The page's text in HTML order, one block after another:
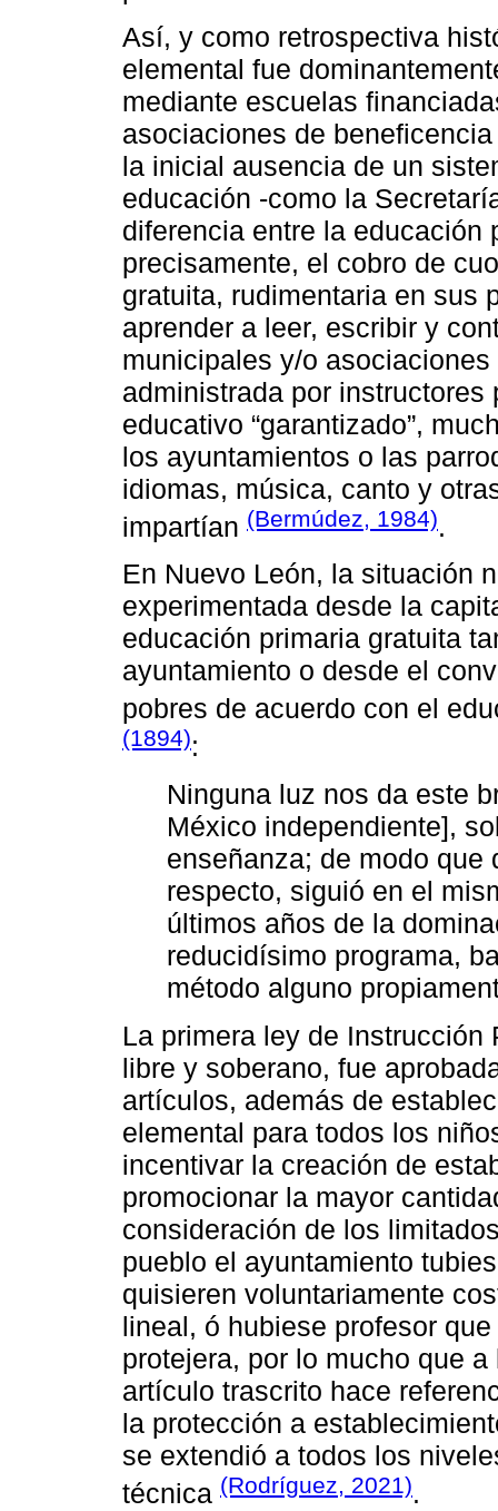
Así, y como retrospectiva
elemental fue
mediante escuelas
asociaciones de
la inicial ausencia de un
educación -como la
diferencia entre la educación
precisamente, el cobro de
gratuita, rudimentaria en sus
aprender a leer, escribir y
municipales y/o
administrada por
educativo “garantizado”,
los ayuntamientos o las
idiomas, música, canto y
impartían (Bermúdez, 1984).
En Nuevo León, la situación
experimentada desde la
educación primaria gratuita
ayuntamiento o desde el
pobres de acuerdo con el
(1894):
Ninguna luz nos da este
México independiente],
enseñanza; de modo que
respecto, siguió en el
últimos años de la
reducidísimo programa,
método alguno
La primera ley de
libre y soberano, fue
artículos, además de
elemental para todos los
incentivar la creación de
promocionar la mayor
consideración de los
pueblo el ayuntamiento
quisieren voluntariamente
lineal, ó hubiese profesor
protejera, por lo mucho que
artículo trascrito hace
la protección a
se extendió a todos los
técnica (Rodríguez, 2021).